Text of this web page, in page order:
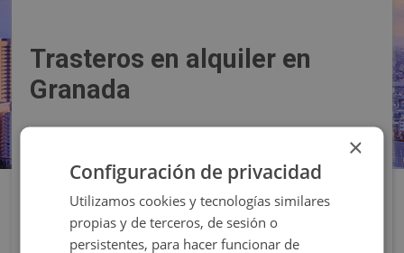
Trasteros en alquiler en
Granada
Filtros
×
Configuración de privacidad
Utilizamos cookies y tecnologías similares
propias y de terceros, de sesión o
persistentes, para hacer funcionar de